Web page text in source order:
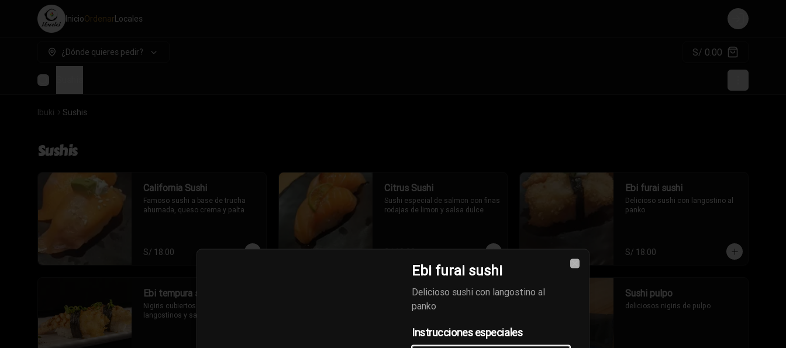
InicioOrdenarLocales Login
¿Dónde quieres pedir? S/ 0.00
Ibuki Sushis
Sushis
California Sushi
Famoso sushi a base de trucha
ahumada, queso crema y palta
S/ 18.00
Citrus Sushi
Sushi especial de salmon con finas
rodajas de limon y salsa dulce
S/ 18.00
Ebi furai sushi
Delicioso sushi con langostino al
panko
S/ 18.00
Ebi tempura sushi
Nigiris cubiertos de tempura de
langostinos y salsa dulce
Sushi Fusion
Deliciosa fusion de nigiris a base
Sushi pulpo
deliciosos nigiris de pulpo
Ebi furai sushi
Delicioso sushi con langostino al
panko
Instrucciones especiales